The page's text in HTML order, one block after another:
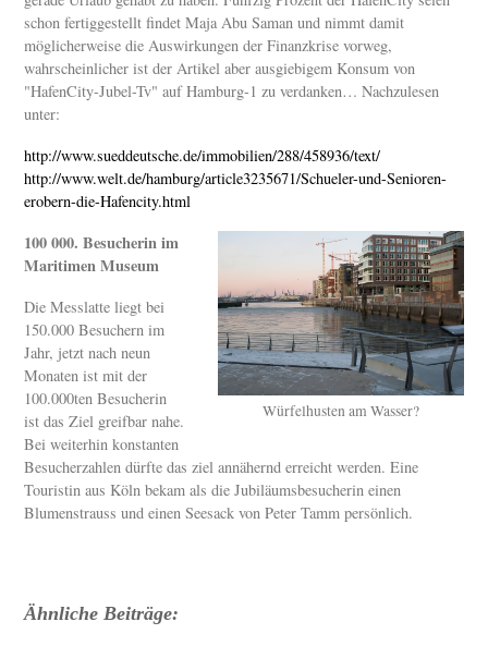
schon fertiggestellt findet Maja Abu Saman und nimmt damit
möglicherweise die Auswirkungen der Finanzkrise vorweg,
wahrscheinlicher ist der Artikel aber ausgiebigem Konsum von
"HafenCity-Jubel-Tv" auf Hamburg-1 zu verdanken… Nachzulesen
unter:
http://www.sueddeutsche.de/immobilien/288/458936/text/
http://www.welt.de/hamburg/article3235671/Schueler-und-Senioren-
erobern-die-Hafencity.html
Würfelhusten am Wasser?
100 000. Besucherin im
Maritimen Museum
Die Messlatte liegt bei
150.000 Besuchern im
Jahr, jetzt nach neun
Monaten ist mit der
100.000ten Besucherin
ist das Ziel greifbar nahe.
Bei weiterhin konstanten
Besucherzahlen dürfte das ziel annähernd erreicht werden. Eine
Touristin aus Köln bekam als die Jubiläumsbesucherin einen
Blumenstrauss und einen Seesack von Peter Tamm persönlich.
Ähnliche Beiträge: